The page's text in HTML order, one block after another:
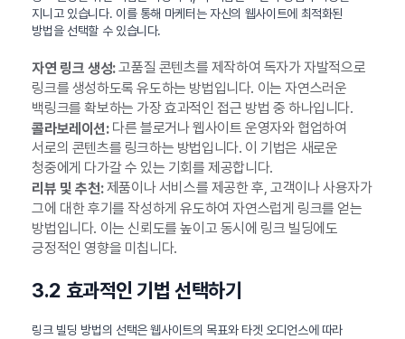
지니고 있습니다. 이를 통해 마케터는 자신의 웹사이트에 최적화된
방법을 선택할 수 있습니다.
자연 링크 생성:고품질 콘텐츠를 제작하여 독자가 자발적으로
링크를 생성하도록 유도하는 방법입니다. 이는 자연스러운
백링크를 확보하는 가장 효과적인 접근 방법 중 하나입니다.
콜라보레이션:다른 블로거나 웹사이트 운영자와 협업하여
서로의 콘텐츠를 링크하는 방법입니다. 이 기법은 새로운
청중에게 다가갈 수 있는 기회를 제공합니다.
리뷰 및 추천:제품이나 서비스를 제공한 후, 고객이나 사용자가
그에 대한 후기를 작성하게 유도하여 자연스럽게 링크를 얻는
방법입니다. 이는 신뢰도를 높이고 동시에 링크 빌딩에도
긍정적인 영향을 미칩니다.
3.2 효과적인 기법 선택하기
링크 빌딩 방법의 선택은 웹사이트의 목표와 타겟 오디언스에 따라